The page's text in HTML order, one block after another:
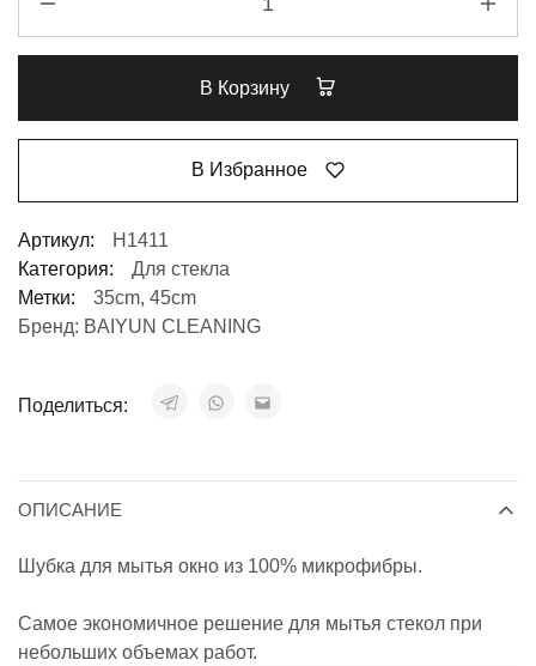
В Корзину
В Избранное
Артикул:
Н1411
Категория:
Для стекла
Метки:
35cm, 45cm
Бренд: BAIYUN CLEANING
Поделиться:
ОПИСАНИЕ
Шубка для мытья окно из 100% микрофибры.
Самое экономичное решение для мытья стекол при
небольших объемах работ.